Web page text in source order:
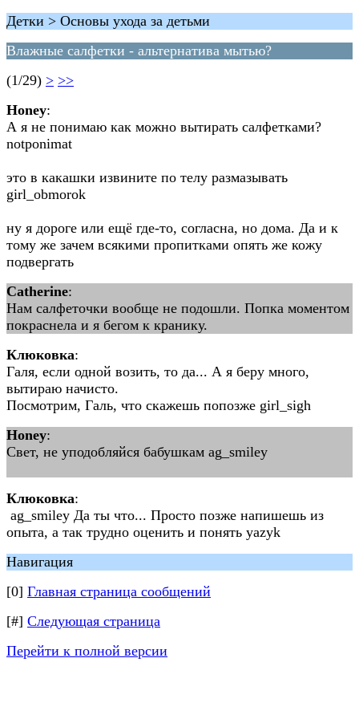
Детки > Основы ухода за детьми
Влажные салфетки - альтернатива мытью?
(1/29) > >>
Honey:
А я не понимаю как можно вытирать салфетками?
notponimat
это в какашки извините по телу размазывать
girl_obmorok
ну я дороге или ещё где-то, согласна, но дома. Да и к
тому же зачем всякими пропитками опять же кожу
подвергать
Catherine:
Нам салфеточки вообще не подошли. Попка моментом
покраснела и я бегом к кранику.
Клюковка:
Галя, если одной возить, то да... А я беру много,
вытираю начисто.
Посмотрим, Галь, что скажешь попозже girl_sigh
Honey:
Свет, не уподобляйся бабушкам ag_smiley
Клюковка:
ag_smiley Да ты что... Просто позже напишешь из
опыта, а так трудно оценить и понять yazyk
Навигация
[0] Главная страница сообщений
[#] Следующая страница
Перейти к полной версии